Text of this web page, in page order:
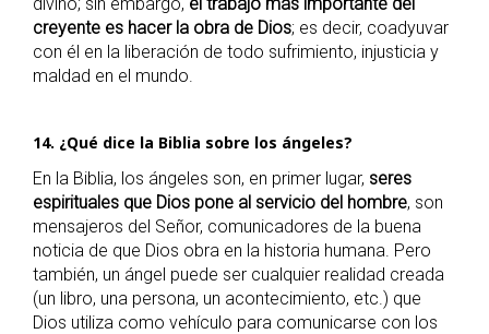
creyente es hacer la obra de Dios; es decir, coadyuvar
con él en la liberación de todo sufrimiento, injusticia y
maldad en el mundo.
14. ¿Qué dice la Biblia sobre los ángeles?
En la Biblia, los ángeles son, en primer lugar, seres
espirituales que Dios pone al servicio del hombre, son
mensajeros del Señor, comunicadores de la buena
noticia de que Dios obra en la historia humana. Pero
también, un ángel puede ser cualquier realidad creada
(un libro, una persona, un acontecimiento, etc.) que
Dios utiliza como vehículo para comunicarse con los